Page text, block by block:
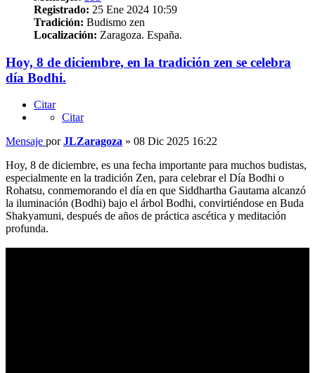
Registrado: 25 Ene 2024 10:59
Tradición: Budismo zen
Localización: Zaragoza. España.
Hoy, 8 de diciembre, en la tradición zen se celebra
día Bodhi.
Citar
Citar
Mensaje porJLZaragoza » 08 Dic 2025 16:22
Hoy, 8 de diciembre, es una fecha importante para muchos budistas,
especialmente en la tradición Zen, para celebrar el Día Bodhi o
Rohatsu, conmemorando el día en que Siddhartha Gautama alcanzó
la iluminación (Bodhi) bajo el árbol Bodhi, convirtiéndose en Buda
Shakyamuni, después de años de práctica ascética y meditación
profunda.